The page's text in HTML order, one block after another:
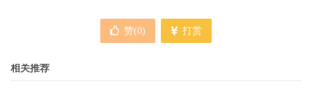
赞(0) 打赏
相关推荐